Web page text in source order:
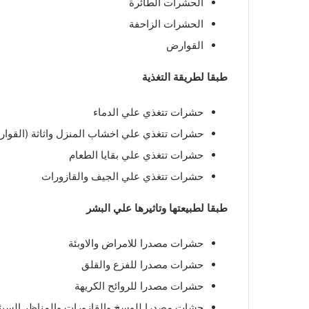
الحشرات الزاحفة
القوارض
طبقا لطريقة التغذية
حشرات تتغذي علي الدماء
حشرات تتغذي علي اخشاب المنزل واثاثة
حشرات تتغذي علي بقايا الطعام
حشرات تتغذي علي الجيف والقازورات
طبقا لطبيعتها وتاثيرها علي البشر
حشرات مصدرا للامراض والاوبئة
حشرات مصدرا للفزع والقلق
حشرات مصدرا للروائح الكريهة